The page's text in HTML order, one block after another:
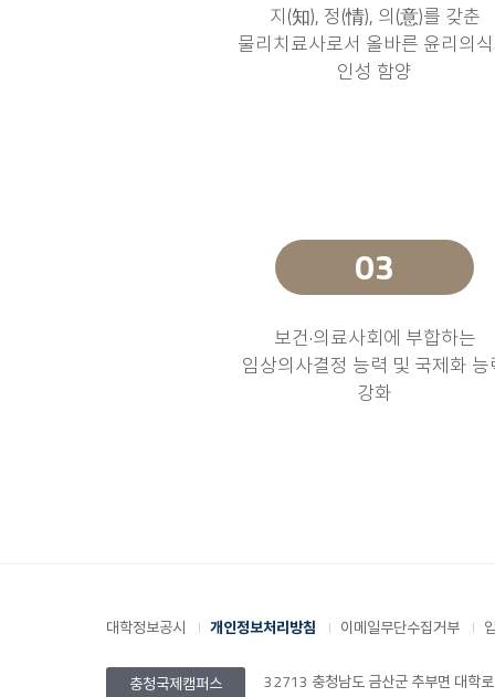
지(知), 정(情), 의(意)를 갖춘
물리치료사로서 올바른 윤리의
인성 함양
보건·의료사회에 부합하는
임상의사결정 능력 및 국제화 능
강화
대학정보공시 개인정보처리방침 이메일무단수집거부
충청국제캠퍼스 32713 충청남도 금산군 추부면 대